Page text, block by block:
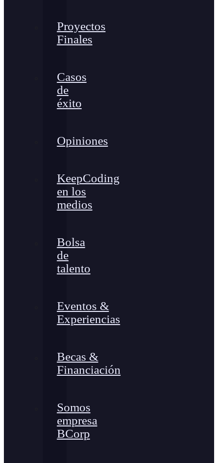
Proyectos
Finales
Casos
de
éxito
Opiniones
KeepCoding
en los
medios
Bolsa
de
talento
Eventos &
Experiencias
Becas &
Financiación
Somos
empresa
BCorp